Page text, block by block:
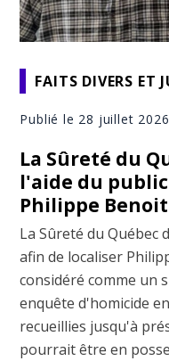
FAITS DIVERS ET
Publié le 28 juillet 2026
La Sûreté du
l'aide du
Philippe Benoit
La Sûreté du Québec
afin de localiser
considéré comme un
enquête d'homicide
recueillies jusqu'à
pourrait être en